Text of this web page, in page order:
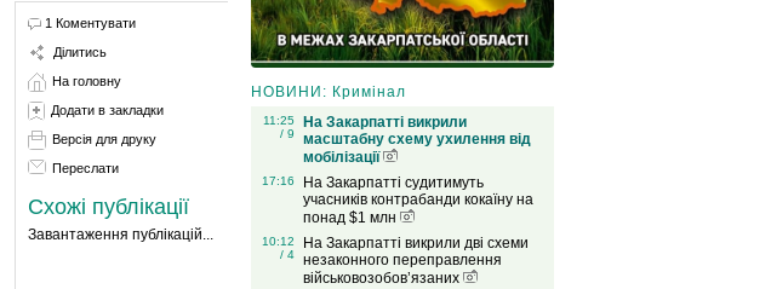
1 Коментувати
Ділитись
На головну
Додати в закладки
Версія для друку
Переслати
Схожі публікації
Завантаження публікацій...
НОВИНИ: Кримінал
11:25
/ 9
На Закарпатті викрили
масштабну схему ухилення від
мобілізації
17:16
На Закарпатті судитимуть
учасників контрабанди кокаїну на
понад $1 млн
10:12
/ 4
На Закарпатті викрили дві схеми
незаконного переправлення
військовозобов’язаних